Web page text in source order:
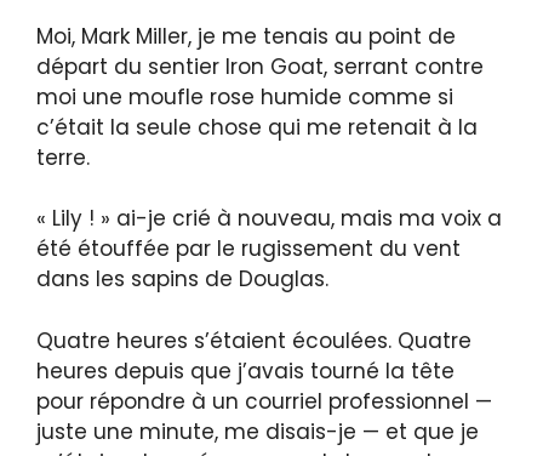
Moi, Mark Miller, je me tenais au point de
départ du sentier Iron Goat, serrant contre
moi une moufle rose humide comme si
c’était la seule chose qui me retenait à la
terre.
« Lily ! » ai-je crié à nouveau, mais ma voix a
été étouffée par le rugissement du vent
dans les sapins de Douglas.
Quatre heures s’étaient écoulées. Quatre
heures depuis que j’avais tourné la tête
pour répondre à un courriel professionnel —
juste une minute, me disais-je — et que je